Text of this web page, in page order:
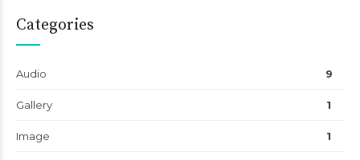
Categories
Audio 9
Gallery 1
Image 1